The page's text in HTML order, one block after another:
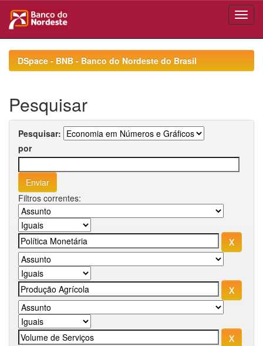
navigationDSpace - BNB - Banco do Nordeste do Brasil
Pesquisar
Pesquisar:
por
Filtros correntes: